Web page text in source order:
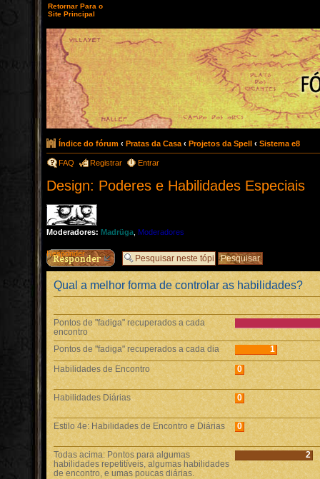
Retornar Para o
Site Principal
Índice do fórum ‹ Pratas da Casa ‹ Projetos da Spell ‹ Sistema e8
FAQ Registrar Entrar
Design: Poderes e Habilidades Especiais
Moderadores: Madrüga Moderadores
Responder
Qual a melhor forma de controlar as habilidades?
Pontos de "fadiga" recuperados a cada
encontro
Pontos de "fadiga" recuperados a cada dia
1
Habilidades de Encontro
0
Habilidades Diárias 0
Estilo 4e: Habilidades de Encontro e Diárias 0
Todas acima: Pontos para algumas
habilidades repetitíveis, algumas habilidades
de encontro, e umas poucas diárias.
2